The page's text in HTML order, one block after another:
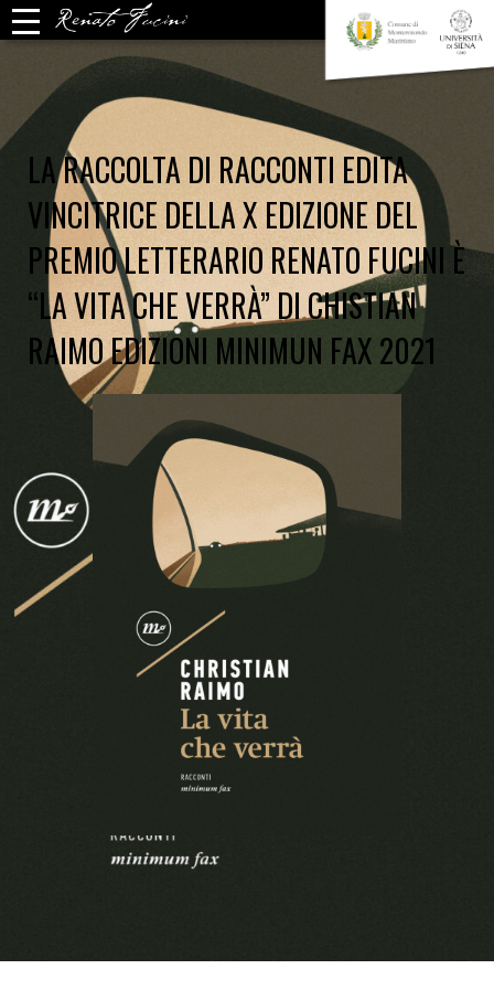
LA RACCOLTA DI RACCONTI EDITA
VINCITRICE DELLA X EDIZIONE DEL
PREMIO LETTERARIO RENATO FUCINI È
“LA VITA CHE VERRÀ” DI CHISTIAN
RAIMO EDIZIONI MINIMUN FAX 2021